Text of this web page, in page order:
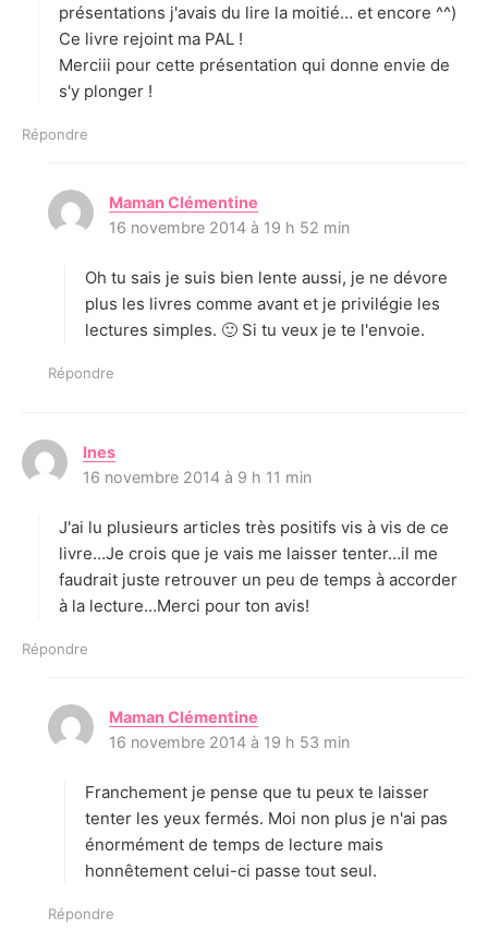
présentations j'avais du lire la moitié… et encore ^^)
Ce livre rejoint ma PAL !
Merciii pour cette présentation qui donne envie de
s'y plonger !
Répondre
Maman Clémentine
:
16 novembre 2014 à 19 h 52 min
Oh tu sais je suis bien lente aussi, je ne dévore
plus les livres comme avant et je privilégie les
lectures simples. 🙂 Si tu veux je te l'envoie.
Répondre
Ines
i
:
16 novembre 2014 à 9 h 11 min
J'ai lu plusieurs articles très positifs vis à vis de ce
livre…Je crois que je vais me laisser tenter…il me
faudrait juste retrouver un peu de temps à accorder
à la lecture…Merci pour ton avis!
Répondre
Maman Clémentine
:
16 novembre 2014 à 19 h 53 min
Franchement je pense que tu peux te laisser
tenter les yeux fermés. Moi non plus je n'ai pas
énormément de temps de lecture mais
honnêtement celui-ci passe tout seul.
Répondre